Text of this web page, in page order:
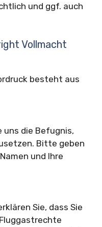
und ggf. auch
Vollmacht
besteht aus
uns die Befugnis,
Bitte geben
und Ihre
Sie, dass Sie